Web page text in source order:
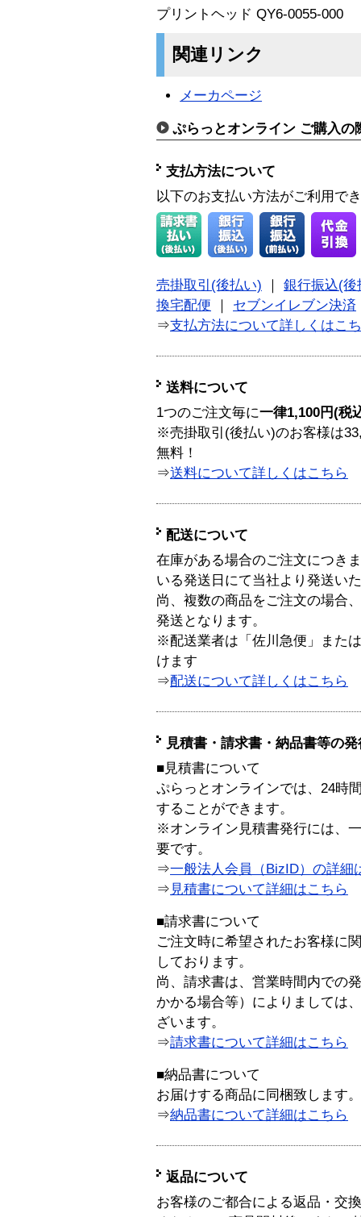
プリントヘッド QY6-0055-000
関連リンク
メーカページ
ぷらっとオンライン ご購入の
支払方法について
以下のお支払い方法がご利用で
売掛取引(後払い)
銀行振込(後
換宅配便
セブンイレブン決済
⇒支払方法について詳しくはこ
送料について
1つのご注文毎に一律1,100円(税
※売掛取引(後払い)のお客様は
無料！
⇒送料について詳しくはこちら
配送について
在庫がある場合のご注文につき
いる発送日にて当社より発送い
尚、複数の商品をご注文の場合
発送となります。
※配送業者は「佐川急便」また
けます
⇒配送について詳しくはこちら
見積書・請求書・納品書等の
■見積書について
ぷらっとオンラインでは、24時
することができます。
※オンライン見積書発行には、
要です。
⇒一般法人会員（BizID）の詳細
⇒ 見積書について詳細はこちら
■請求書について
ご注文時に希望されたお客様に
しております。
尚、請求書は、営業時間内での
かかる場合等）によりましては
ざいます。
⇒請求書について詳細はこちら
■納品書について
お届けする商品に同梱致します。
⇒納品書について詳細はこちら
返品について
お客様のご都合による返品・交